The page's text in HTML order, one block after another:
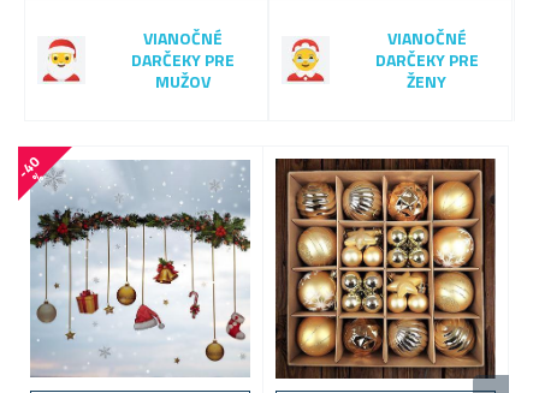
VIANOČNÉ
DARČEKY PRE
MUŽOV
VIANOČNÉ
DARČEKY PRE
ŽENY
-
4
0
%